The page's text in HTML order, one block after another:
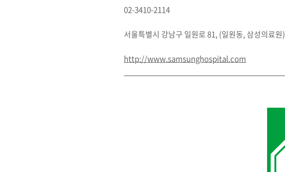
02-3410-2114
서울특별시 강남구 일원로 81, (일원동, 삼성의료원)
http://www.samsunghospital.com